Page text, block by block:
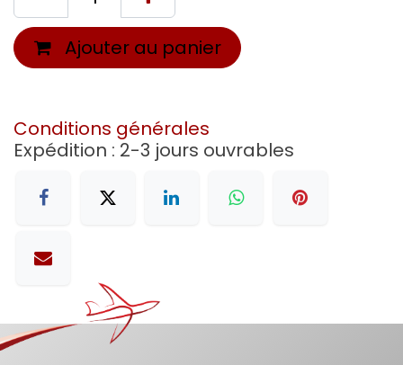
Ajouter au panier
Conditions générales
Expédition : 2-3 jours ouvrables